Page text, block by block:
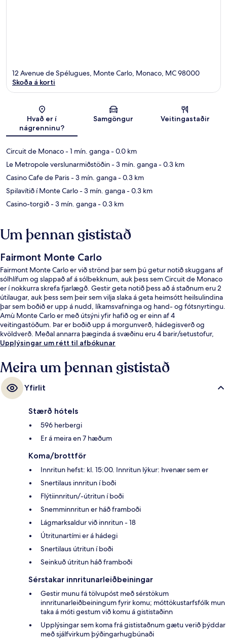
Kort
12 Avenue de Spélugues, Monte Carlo, Monaco, MC 98000
Skoða á korti
Hvað er í
nágrenninu?
Samgöngur Veitingastaðir
Circuit de Monaco- 1 mín. ganga- 0.0 km
Le Metropole verslunarmiðstöðin- 3 mín. ganga- 0.3 km
Casino Cafe de Paris- 3 mín. ganga- 0.3 km
Spilavítið í Monte Carlo- 3 mín. ganga- 0.3 km
Casino-torgið- 3 mín. ganga- 0.3 km
Um þennan gististað
Fairmont Monte Carlo
Fairmont Monte Carlo er við strönd þar sem þú getur notið skuggans af
sólhlífum og slappað af á sólbekknum, auk þess sem Circuit de Monaco
er í nokkurra skrefa fjarlægð. Gestir geta notið þess að á staðnum eru 2
útilaugar, auk þess sem þeir sem vilja slaka á geta heimsótt heilsulindina
þar sem boðið er upp á nudd, líkamsvafninga og hand- og fótsnyrtingu.
Amù Monte Carlo er með útsýni yfir hafið og er einn af 4
veitingastöðum. Þar er boðið upp á morgunverð, hádegisverð og
kvöldverð. Meðal annarra þæginda á svæðinu eru 4 barir/setustofur,
þakverönd og bar við sundlaugarbakkann. Hjálpsamt starfsfólk og góð
sem hafa heimsótt hann.
Upplýsingar um rétt til afbókunar
Meira um þennan gististað
Yfirlit
Stærð hótels
596 herbergi
Er á meira en 7 hæðum
Koma/brottför
Innritun hefst: kl. 15:00. Innritun lýkur: hvenær sem er
Snertilaus innritun í boði
Flýtiinnritun/-útritun í boði
Snemminnritun er háð framboði
Lágmarksaldur við innritun - 18
Útritunartími er á hádegi
Snertilaus útritun í boði
Seinkuð útritun háð framboði
Sérstakar innritunarleiðbeiningar
Gestir munu fá tölvupóst með sérstökum
innritunarleiðbeiningum fyrir komu; móttökustarfsfólk mun
taka á móti gestum við komu á gististaðinn
Upplýsingar sem koma frá gististaðnum gætu verið þýddar
með sjálfvirkum þýðingarhugbúnaði